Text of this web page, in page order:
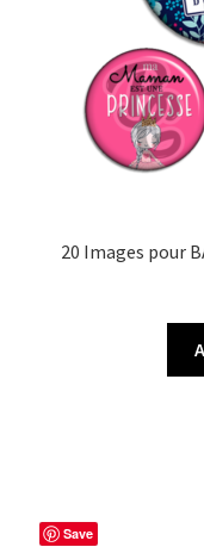
20 Images pour
Save